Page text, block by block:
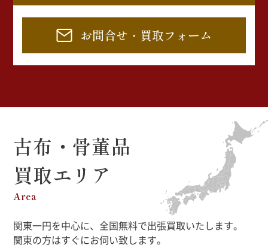
お問合せ・買取フォーム
古布・骨董品
買取エリア
Area
関東一円を中心に、全国無料で出張買取いたします。
関東の方はすぐにお伺い致します。